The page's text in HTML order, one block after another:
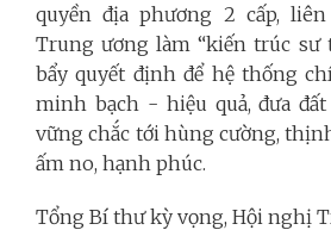
quyền địa phương 2 cấp,
Trung ương làm “kiến trúc sư
bẩy quyết định để hệ thống
minh bạch - hiệu quả, đưa
vững chắc tới hùng cường,
ấm no, hạnh phúc.
Tổng Bí thư kỳ vọng, Hội nghị